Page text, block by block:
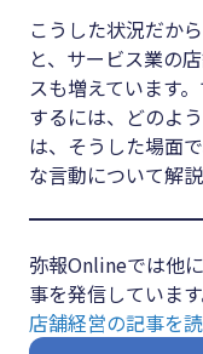
こうした状況だか
と、サービス業の
スも増えています
するには、どのよ
は、そうした場面
な言動について解説
弥報Onlineでは他
事を発信しています
店舗経営の記事を